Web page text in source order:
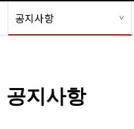
공지사항
공지사항